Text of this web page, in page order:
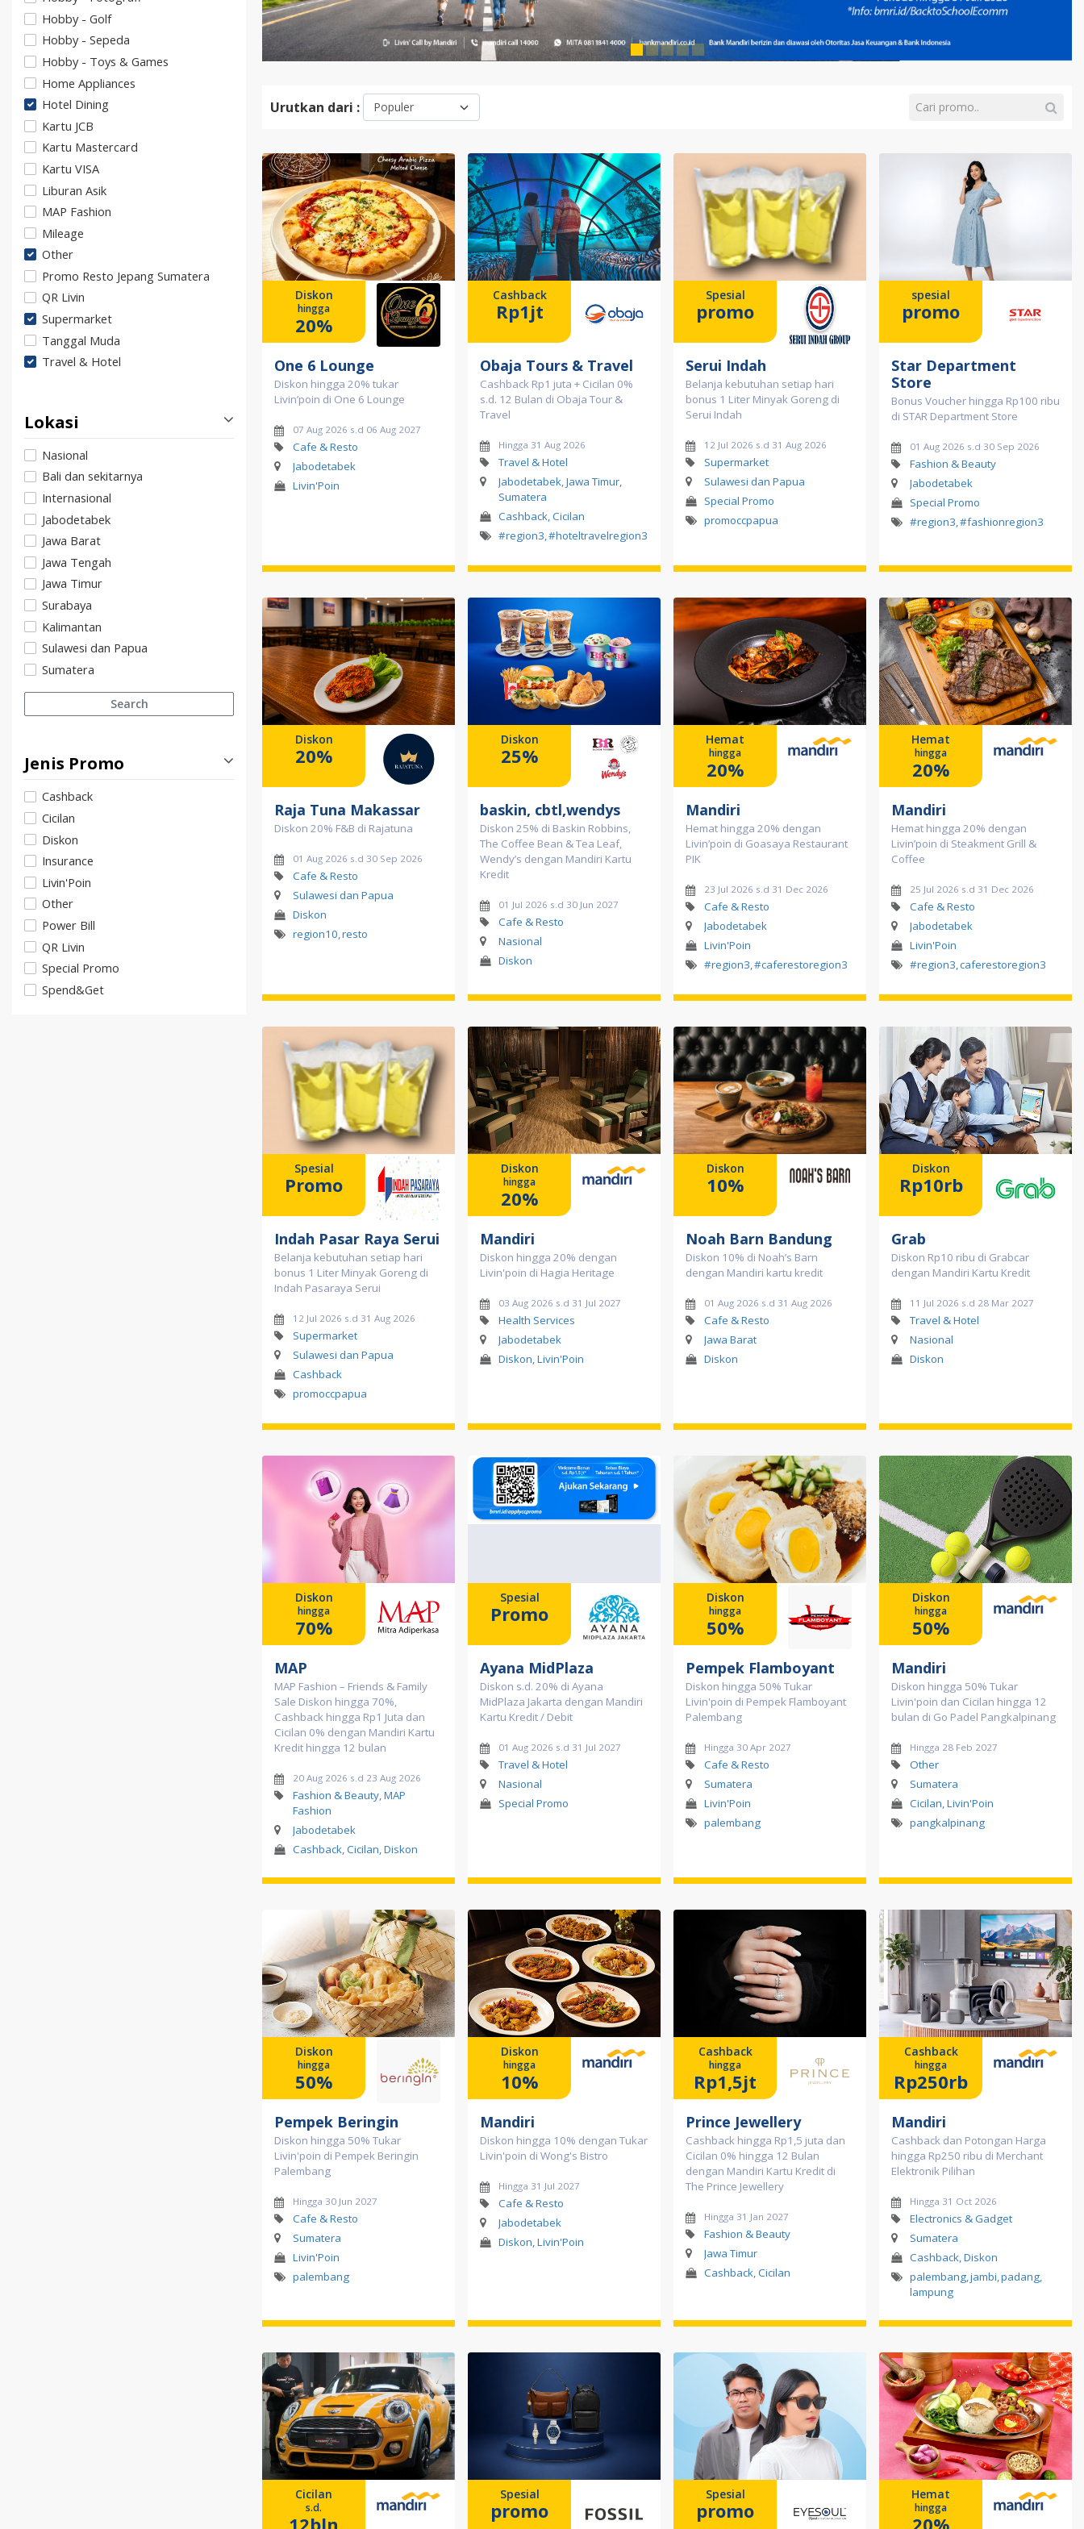
Hobby - Golf
Hobby - Sepeda
Hobby - Toys & Games
Home Appliances
Hotel Dining
Kartu JCB
Kartu Mastercard
Kartu VISA
Liburan Asik
MAP Fashion
Mileage
Other
Promo Resto Jepang Sumatera
QR Livin
Supermarket
Tanggal Muda
Travel & Hotel
Lokasi
Nasional
Bali dan sekitarnya
Internasional
Jabodetabek
Jawa Barat
Jawa Tengah
Jawa Timur
Surabaya
Kalimantan
Sulawesi dan Papua
Sumatera
Search
Jenis Promo
Cashback
Cicilan
Diskon
Insurance
Livin'Poin
Other
Power Bill
QR Livin
Special Promo
Spend&Get
Urutkan dari :
Diskon
hingga
20%
One 6 Lounge
Diskon hingga 20% tukar
Livin’poin di One 6 Lounge
07 Aug 2026 s.d 06 Aug 2027
Cafe & Resto
Jabodetabek
Livin'Poin
Cashback
Rp1jt
Obaja Tours & Travel
Cashback Rp1 juta + Cicilan 0%
s.d. 12 Bulan di Obaja Tour &
Travel
Hingga 31 Aug 2026
Travel & Hotel
Jabodetabek, Jawa Timur,
Sumatera
Cashback, Cicilan
#region3,#hoteltravelregion3
Spesial
promo
Serui Indah
Belanja kebutuhan setiap hari
bonus 1 Liter Minyak Goreng di
Serui Indah
12 Jul 2026 s.d 31 Aug 2026
Supermarket
Sulawesi dan Papua
Special Promo
promoccpapua
spesial
promo
Star Department
Store
Bonus Voucher hingga Rp100 ribu
di STAR Department Store
01 Aug 2026 s.d 30 Sep 2026
Fashion & Beauty
Jabodetabek
Special Promo
#region3,#fashionregion3
Diskon
20%
Raja Tuna Makassar
Diskon 20% F&B di Rajatuna
01 Aug 2026 s.d 30 Sep 2026
Cafe & Resto
Sulawesi dan Papua
Diskon
region10,resto
Diskon
25%
baskin, cbtl,wendys
Diskon 25% di Baskin Robbins,
The Coffee Bean & Tea Leaf,
Wendy’s dengan Mandiri Kartu
Kredit
01 Jul 2026 s.d 30 Jun 2027
Cafe & Resto
Nasional
Diskon
Hemat
hingga
20%
Mandiri
Hemat hingga 20% dengan
Livin’poin di Goasaya Restaurant
PIK
23 Jul 2026 s.d 31 Dec 2026
Cafe & Resto
Jabodetabek
Livin'Poin
#region3,#caferestoregion3
Hemat
hingga
20%
Mandiri
Hemat hingga 20% dengan
Livin’poin di Steakment Grill &
Coffee
25 Jul 2026 s.d 31 Dec 2026
Cafe & Resto
Jabodetabek
Livin'Poin
#region3,caferestoregion3
Spesial
Promo
Indah Pasar Raya Serui
Belanja kebutuhan setiap hari
bonus 1 Liter Minyak Goreng di
Indah Pasaraya Serui
12 Jul 2026 s.d 31 Aug 2026
Supermarket
Sulawesi dan Papua
Cashback
promoccpapua
Diskon
hingga
20%
Mandiri
Diskon hingga 20% dengan
Livin'poin di Hagia Heritage
03 Aug 2026 s.d 31 Jul 2027
Health Services
Jabodetabek
Diskon, Livin'Poin
Diskon
10%
Noah Barn Bandung
Diskon 10% di Noah’s Barn
dengan Mandiri kartu kredit
01 Aug 2026 s.d 31 Aug 2026
Cafe & Resto
Jawa Barat
Diskon
Diskon
Rp10rb
Grab
Diskon Rp10 ribu di Grabcar
dengan Mandiri Kartu Kredit
11 Jul 2026 s.d 28 Mar 2027
Travel & Hotel
Nasional
Diskon
Diskon
hingga
70%
MAP
MAP Fashion – Friends & Family
Sale Diskon hingga 70%,
Cashback hingga Rp1 Juta dan
Cicilan 0% dengan Mandiri Kartu
Kredit hingga 12 bulan
20 Aug 2026 s.d 23 Aug 2026
Fashion & Beauty, MAP
Fashion
Jabodetabek
Cashback, Cicilan, Diskon
Spesial
Promo
Ayana MidPlaza
Diskon s.d. 20% di Ayana
MidPlaza Jakarta dengan Mandiri
Kartu Kredit / Debit
01 Aug 2026 s.d 31 Jul 2027
Travel & Hotel
Nasional
Special Promo
Diskon
hingga
50%
Pempek Flamboyant
Diskon hingga 50% Tukar
Livin'poin di Pempek Flamboyant
Palembang
Hingga 30 Apr 2027
Cafe & Resto
Sumatera
Livin'Poin
palembang
Diskon
hingga
50%
Mandiri
Diskon hingga 50% Tukar
Livin'poin dan Cicilan hingga 12
bulan di Go Padel Pangkalpinang
Hingga 28 Feb 2027
Other
Sumatera
Cicilan, Livin'Poin
pangkalpinang
Diskon
hingga
50%
Pempek Beringin
Diskon hingga 50% Tukar
Livin'poin di Pempek Beringin
Palembang
Hingga 30 Jun 2027
Cafe & Resto
Sumatera
Livin'Poin
palembang
Diskon
hingga
10%
Mandiri
Diskon hingga 10% dengan Tukar
Livin'poin di Wong's Bistro
Hingga 31 Jul 2027
Cafe & Resto
Jabodetabek
Diskon, Livin'Poin
Cashback
hingga
Rp1,5jt
Prince Jewellery
Cashback hingga Rp1,5 juta dan
Cicilan 0% hingga 12 Bulan
dengan Mandiri Kartu Kredit di
The Prince Jewellery
Hingga 31 Jan 2027
Fashion & Beauty
Jawa Timur
Cashback, Cicilan
Cashback
hingga
Rp250rb
Mandiri
Cashback dan Potongan Harga
hingga Rp250 ribu di Merchant
Elektronik Pilihan
Hingga 31 Oct 2026
Electronics & Gadget
Sumatera
Cashback, Diskon
palembang,jambi,padang,
lampung
Cicilan
s.d.
12bln
Spesial
promo
Spesial
promo
Hemat
hingga
20%